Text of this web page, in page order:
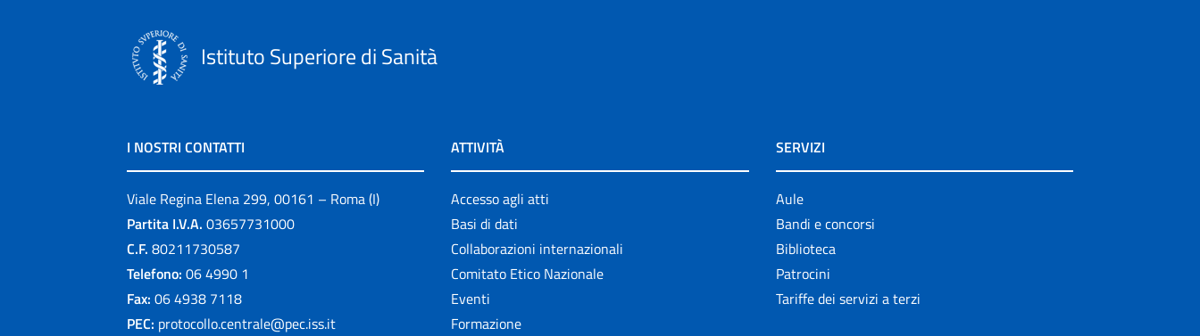
Istituto Superiore di Sanità
I NOSTRI CONTATTI
Viale Regina Elena 299, 00161 – Roma (I)
Partita I.V.A. 03657731000
C.F. 80211730587
Telefono: 06 4990 1
Fax: 06 4938 7118
PEC: protocollo.centrale@pec.iss.it
ATTIVITÀ
Accesso agli atti
Basi di dati
Collaborazioni internazionali
Comitato Etico Nazionale
Eventi
Formazione
SERVIZI
Aule
Bandi e concorsi
Biblioteca
Patrocini
Tariffe dei servizi a terzi